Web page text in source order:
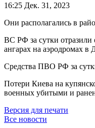
16:25 Дек. 31, 2023
Они располагались в
ВС РФ за сутки
ангарах на аэродромах в
Средства ПВО РФ за
Потери Киева на
военных убитыми и
Версия для печати
Все новости